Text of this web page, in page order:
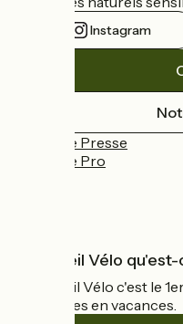
Instagram
Espace Presse
Espace Pro
Accueil Vélo
Accueil Vélo c'est le
cyclistes en vacances.